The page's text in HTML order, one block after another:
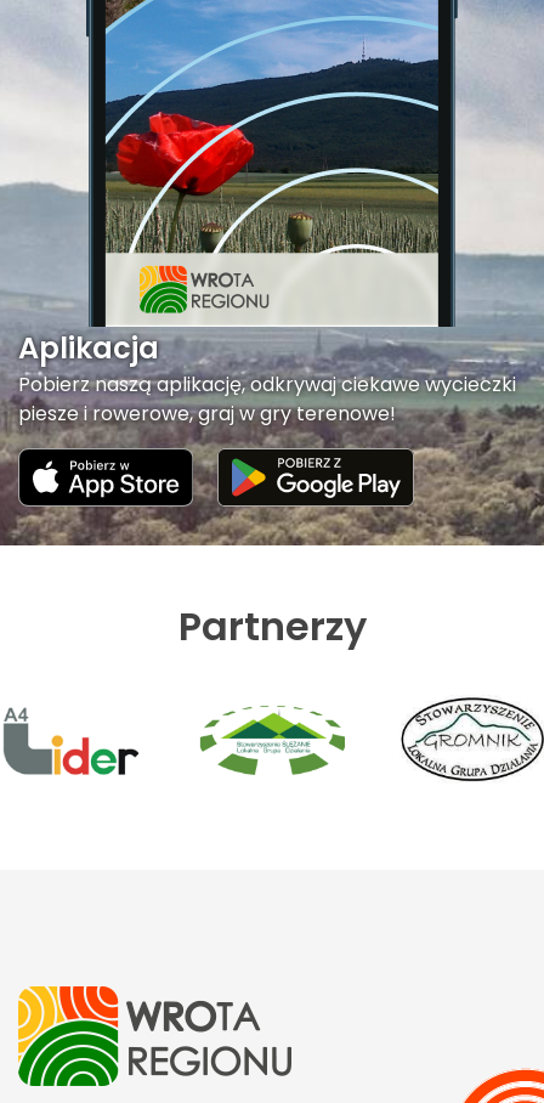
Aplikacja
Pobierz naszą aplikację, odkrywaj ciekawe wycieczki
piesze i rowerowe, graj w gry terenowe!
Partnerzy